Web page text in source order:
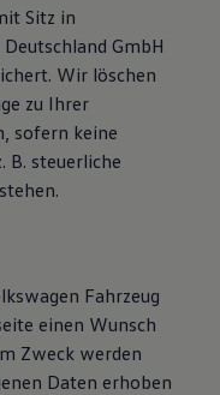
Sitz in
GmbH
Wir löschen
zu Ihrer
sofern keine
B. steuerliche
Fahrzeug
einen Wunsch
Zweck werden
Daten erhoben